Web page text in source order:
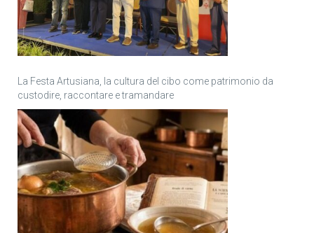
La Festa Artusiana, la cultura del cibo come patrimonio da
custodire, raccontare e tramandare